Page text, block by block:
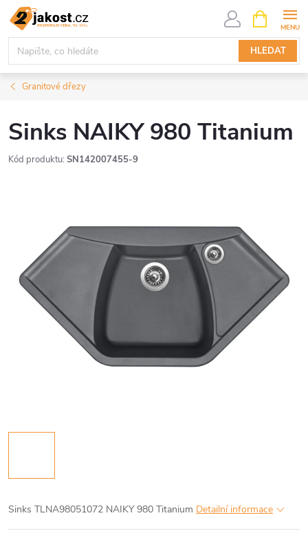
Přejít
obsah
HLEDAT
NÁKUPNÍ
KOŠÍK
Granitové dřezy
Sinks NAIKY 980 Titanium
Kód produktu: SN142007455-9
Sinks TLNA98051072 NAIKY 980 Titanium Detailní informace